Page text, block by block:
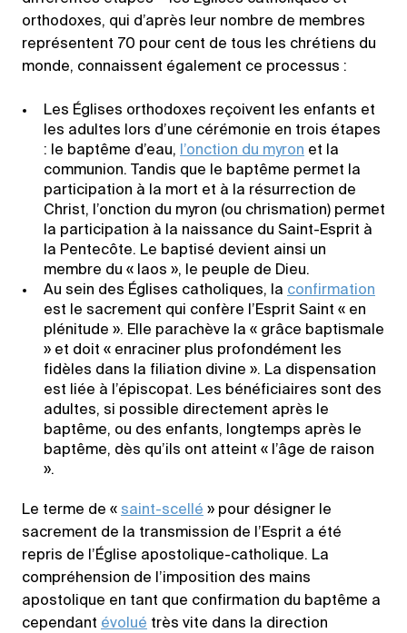
orthodoxes, qui d’après leur nombre de membres
représentent 70 pour cent de tous les chrétiens du
monde, connaissent également ce processus :
Les Églises orthodoxes reçoivent les enfants et
les adultes lors d’une cérémonie en trois étapes
: le baptême d’eau,
l’onction du myron et la
communion. Tandis que le baptême permet la
participation à la mort et à la résurrection de
Christ, l’onction du myron (ou chrismation) permet
la participation à la naissance du Saint-Esprit à
la Pentecôte. Le baptisé devient ainsi un
membre du « laos », le peuple de Dieu.
Au sein des Églises catholiques, la confirmation
est le sacrement qui confère l’Esprit Saint « en
plénitude ». Elle parachève la « grâce baptismale
» et doit « enraciner plus profondément les
fidèles dans la filiation divine ». La dispensation
est liée à l’épiscopat. Les bénéficiaires sont des
adultes, si possible directement après le
baptême, ou des enfants, longtemps après le
baptême, dès qu’ils ont atteint « l’âge de raison
».
Le terme de « saint-scellé » pour désigner le
sacrement de la transmission de l’Esprit a été
repris de l’Église apostolique-catholique. La
compréhension de l’imposition des mains
apostolique en tant que confirmation du baptême a
cependant évolué très vite dans la direction